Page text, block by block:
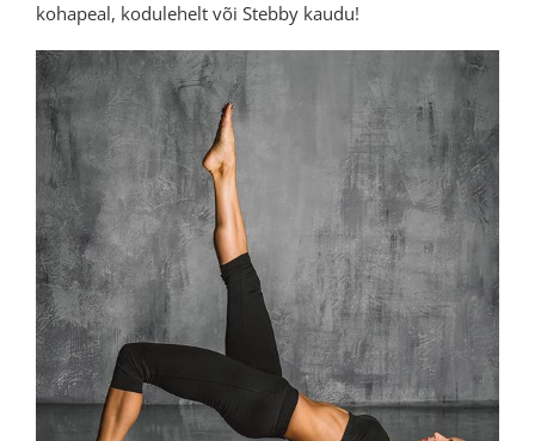
kohapeal, kodulehelt või Stebby kaudu!